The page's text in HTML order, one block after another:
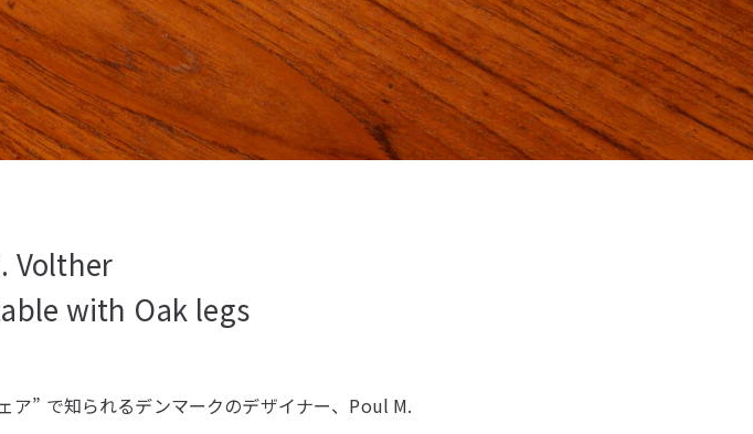
Volther
with Oak legs
” で知られるデンマークのデザイナー、Poul M.